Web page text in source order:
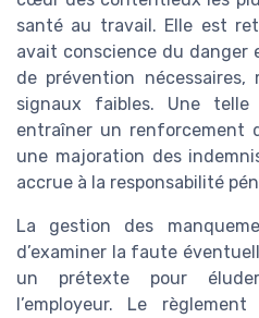
santé au travail. Elle est
avait conscience du danger
de prévention
signaux faibles. Une
entraîner un renforcement
une majoration des
accrue à la responsabilité
La gestion des
d’examiner la faute
un prétexte pour
l’employeur. Le